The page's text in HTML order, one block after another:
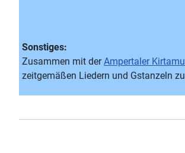
Sonstiges:
Zusammen mit derAmpertaler
zeitgemäßen Liedern und Gstanzeln